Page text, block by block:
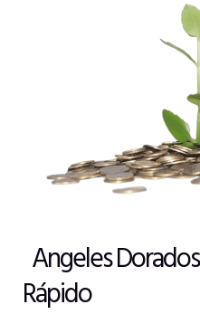
Angeles
Rápido